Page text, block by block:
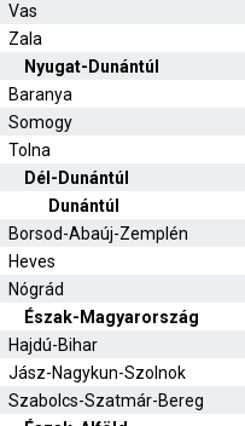
Vas
Zala
Nyugat-Dunántúl
Baranya
Somogy
Tolna
Dél-Dunántúl
Dunántúl
Borsod-Abaúj-Zemplén
Heves
Nógrád
Észak-Magyarország
Hajdú-Bihar
Jász-Nagykun-Szolnok
Szabolcs-Szatmár-Bereg